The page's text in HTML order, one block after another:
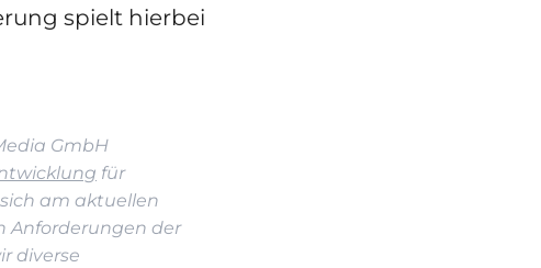
spielt hierbei
GmbH
für
am aktuellen
Anforderungen der
diverse